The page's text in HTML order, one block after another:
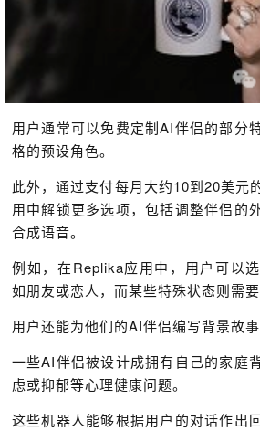
用户通常可以免费定制AI伴侣的部分
格的预设角色。
此外，通过支付每月大约10到20美元
用中解锁更多选项，包括调整伴侣的
合成语音。
例如，在Replika应用中，用户可以
如朋友或恋人，而某些特殊状态则需要
用户还能为他们的AI伴侣编写背景故事
一些AI伴侣被设计成拥有自己的家庭
虑或抑郁等心理健康问题。
这些机器人能够根据用户的对话作出